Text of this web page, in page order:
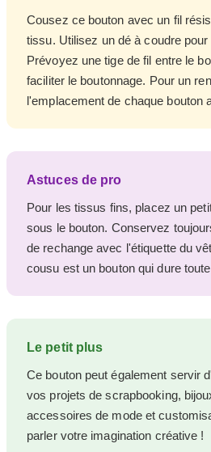
Cousez ce bouton avec un fil
tissu. Utilisez un dé à coudre
Prévoyez une tige de fil entre le
faciliter le boutonnage. Pour un
l'emplacement de chaque bouton
Astuces de pro
Pour les tissus fins, placez un
sous le bouton. Conservez
de rechange avec l'étiquette du
cousu est un bouton qui dure
Le petit plus
Ce bouton peut également servir
vos projets de scrapbooking,
accessoires de mode et
parler votre imagination créative !